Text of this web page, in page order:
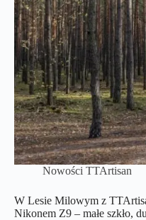
Nowości TTArtisan
W Lesie Milowym z
Nikonem Z9 – małe szkło,